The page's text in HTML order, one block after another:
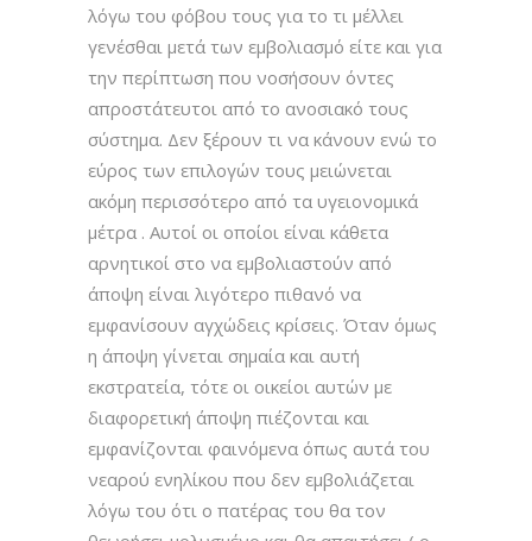
λόγω του φόβου τους για το τι μέλλει
γενέσθαι μετά των εμβολιασμό είτε και για
την περίπτωση που νοσήσουν όντες
απροστάτευτοι από το ανοσιακό τους
σύστημα. Δεν ξέρουν τι να κάνουν ενώ το
εύρος των επιλογών τους μειώνεται
ακόμη περισσότερο από τα υγειονομικά
μέτρα . Αυτοί οι οποίοι είναι κάθετα
αρνητικοί στο να εμβολιαστούν από
άποψη είναι λιγότερο πιθανό να
εμφανίσουν αγχώδεις κρίσεις. Όταν όμως
η άποψη γίνεται σημαία και αυτή
εκστρατεία, τότε οι οικείοι αυτών με
διαφορετική άποψη πιέζονται και
εμφανίζονται φαινόμενα όπως αυτά του
νεαρού ενηλίκου που δεν εμβολιάζεται
λόγω του ότι ο πατέρας του θα τον